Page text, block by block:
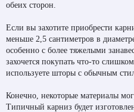
обеих сторон.
Если вы захотите приобрести
меньше 2,5 сантиметров в
особенно с более тяжелыми
захочется покупать что-то
используете шторы с обычным
Конечно, некоторые материалы
Типичный карниз будет